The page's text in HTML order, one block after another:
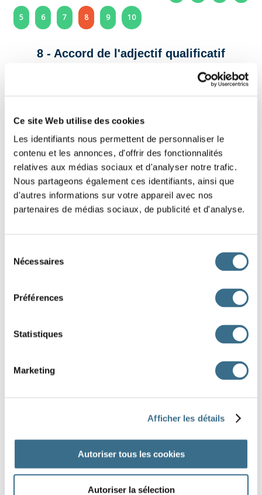
Ce site Web utilise des cookies
Les identifiants nous permettent de personnaliser le
contenu et les annonces, d'offrir des fonctionnalités
relatives aux médias sociaux et d'analyser notre trafic.
Nous partageons également ces identifiants, ainsi que
d'autres informations sur votre appareil avec nos
partenaires de médias sociaux, de publicité et d'analyse.
Nécessaires
Préférences
Statistiques
Marketing
Afficher les détails
Autoriser tous les cookies
Autoriser la sélection
5 6 7 8 9 10
8 - Accord de l'adjectif qualificatif
Glisse dans chaque phrase l'adjectif qualificatif
garçons vont encore se faire punir.
Quel temps !
Cette robe est trop , je ne peux pas l'enfiler.
stupides
J'AI TERMINÉ